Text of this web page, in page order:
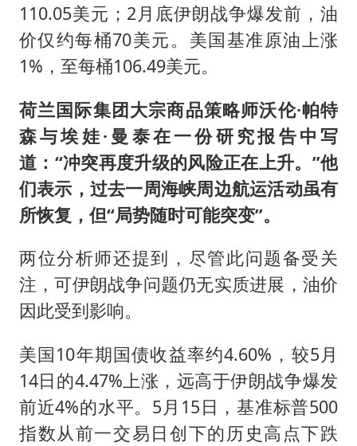
110.05美元；2月底伊朗战争爆发前，油
价仅约每桶70美元。美国基准原油上涨
1%，至每桶106.49美元。
荷兰国际集团大宗商品策略师沃伦·帕特
森与埃娃·曼泰在一份研究报告中写
道：“冲突再度升级的风险正在上升。”他
们表示，过去一周海峡周边航运活动虽有
所恢复，但“局势随时可能突变”。
两位分析师还提到，尽管此问题备受关
注，可伊朗战争问题仍无实质进展，油价
因此受到影响。
美国10年期国债收益率约4.60%，较5月
14日的4.47%上涨，远高于伊朗战争爆发
前近4%的水平。5月15日，基准标普500
指数从前一交易日创下的历史高点下跌